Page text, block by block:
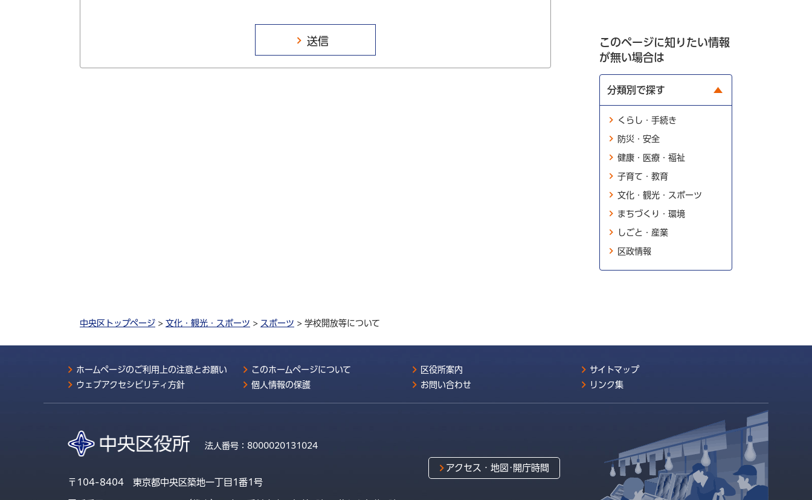
このページに知りたい情報
が無い場合は
分類別で探す
くらし・手続き
防災・安全
健康・医療・福祉
子育て・教育
文化・観光・スポーツ
まちづくり・環境
しごと・産業
区政情報
中央区トップページ > 文化・観光・スポーツ > スポーツ > 学校開放等について
ホームページのご利用上の注意とお願い このホームページについて 区役所案内
サイトマップ
ウェブアクセシビリティ方針
個人情報の保護 お問い合わせ リンク集
法人番号： 8000020131024
〒104-8404 東京都中央区築地一丁目1番1号
アクセス・地図･開庁時間